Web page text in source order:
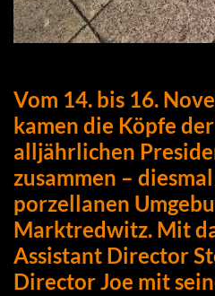
Vom 14. bis 16.
kamen die Köpfe
alljährlichen
zusammen –
porzellanen
Marktredwitz. Mit
Assistant Director
Director Joe mit